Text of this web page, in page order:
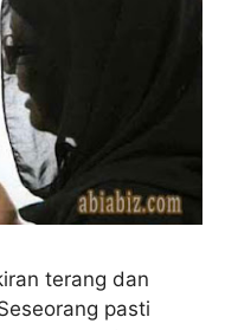
terang dan
pasti